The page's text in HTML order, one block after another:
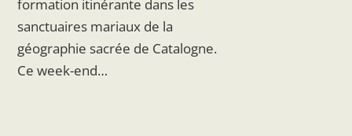
formation itinérante dans les
sanctuaires mariaux de la
géographie sacrée de Catalogne.
Ce week-end…